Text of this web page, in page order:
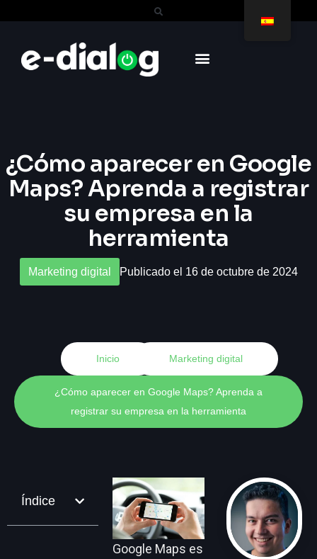
¿Cómo aparecer en Google
Maps? Aprenda a registrar
su empresa en la
herramienta
Marketing digital Publicado el 16 de octubre de 2024
Inicio Marketing digital
¿Cómo aparecer en Google Maps? Aprenda a
registrar su empresa en la herramienta
Índice
Google Maps es